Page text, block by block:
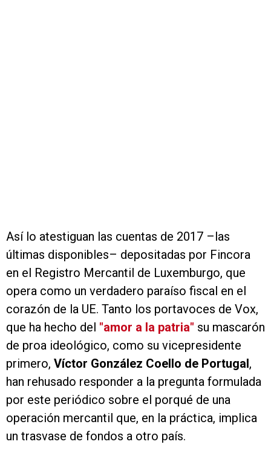
Así lo atestiguan las cuentas de 2017 –las
últimas disponibles– depositadas por Fincora
en el Registro Mercantil de Luxemburgo, que
opera como un verdadero paraíso fiscal en el
corazón de la UE. Tanto los portavoces de Vox,
que ha hecho del "amor a la patria" su mascarón
de proa ideológico, como su vicepresidente
primero, Víctor González Coello de Portugal,
han rehusado responder a la pregunta formulada
por este periódico sobre el porqué de una
operación mercantil que, en la práctica, implica
un trasvase de fondos a otro país.